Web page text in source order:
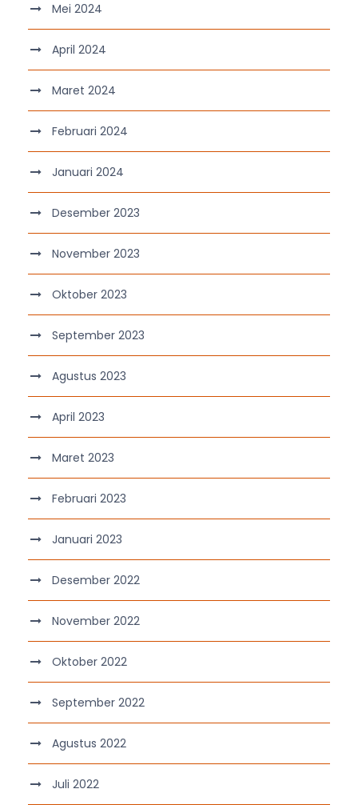
Mei 2024
April 2024
Maret 2024
Februari 2024
Januari 2024
Desember 2023
November 2023
Oktober 2023
September 2023
Agustus 2023
April 2023
Maret 2023
Februari 2023
Januari 2023
Desember 2022
November 2022
Oktober 2022
September 2022
Agustus 2022
Juli 2022